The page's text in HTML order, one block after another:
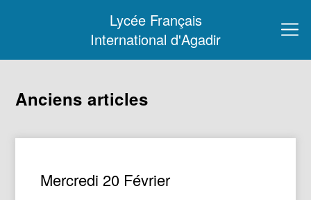
Lycée Français
International d'Agadir
Anciens articles
Mercredi 20 Février